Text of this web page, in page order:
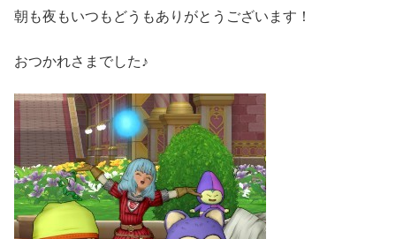
朝も夜もいつもどうもありがとうございます！
おつかれさまでした♪